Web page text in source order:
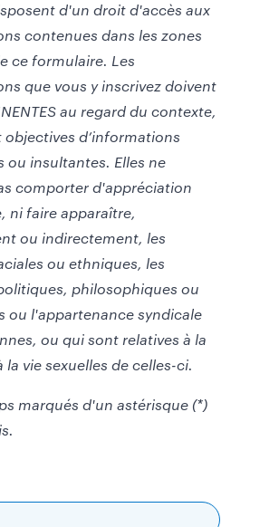
d'un droit d'accès aux
contenues dans les zones
ce formulaire. Les
que vous y inscrivez doivent
au regard du contexte,
objectives d’informations
ou insultantes. Elles ne
comporter d'appréciation
ni faire apparaître,
ou indirectement, les
ou ethniques, les
philosophiques ou
ou l'appartenance syndicale
ou qui sont relatives à la
la vie sexuelles de celles-ci.
marqués d'un astérisque (*)